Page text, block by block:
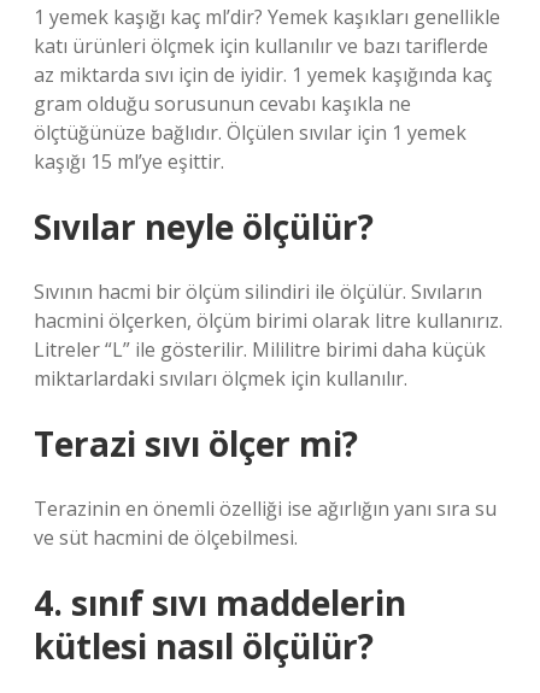
1 yemek kaşığı kaç ml’dir? Yemek kaşıkları genellikle
katı ürünleri ölçmek için kullanılır ve bazı tariflerde
az miktarda sıvı için de iyidir. 1 yemek kaşığında kaç
gram olduğu sorusunun cevabı kaşıkla ne
ölçtüğünüze bağlıdır. Ölçülen sıvılar için 1 yemek
kaşığı 15 ml’ye eşittir.
Sıvılar neyle ölçülür?
Sıvının hacmi bir ölçüm silindiri ile ölçülür. Sıvıların
hacmini ölçerken, ölçüm birimi olarak litre kullanırız.
Litreler “L” ile gösterilir. Mililitre birimi daha küçük
miktarlardaki sıvıları ölçmek için kullanılır.
Terazi sıvı ölçer mi?
Terazinin en önemli özelliği ise ağırlığın yanı sıra su
ve süt hacmini de ölçebilmesi.
4. sınıf sıvı maddelerin
kütlesi nasıl ölçülür?